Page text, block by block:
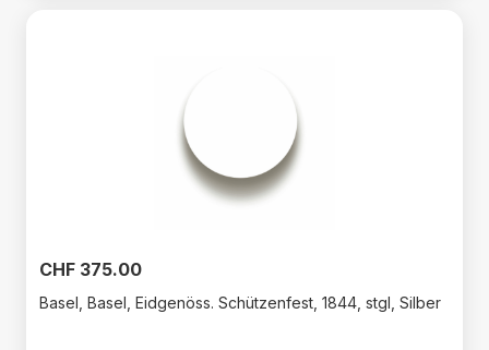
CHF 375.00
Basel, Basel, Eidgenöss. Schützenfest, 1844, stgl, Silber